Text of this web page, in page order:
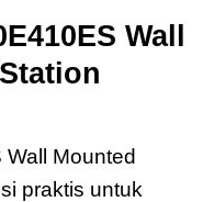
Wall
Mounted
praktis untuk